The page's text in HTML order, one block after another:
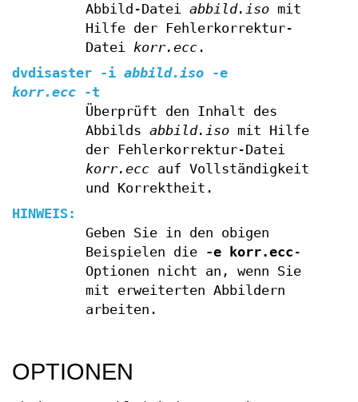
Abbild-Datei abbild.isomit
Hilfe der Fehlerkorrektur-
Datei korr.ecc.
dvdisaster
-i abbild.iso
-e
korr.ecc
-t
Überprüft den Inhalt des
Abbilds abbild.isomit Hilfe
der Fehlerkorrektur-Datei
korr.eccauf Vollständigkeit
und Korrektheit.
HINWEIS:
Geben Sie in den obigen
Beispielen die
-e korr.ecc -
Optionen nicht an, wenn Sie
mit erweiterten Abbildern
arbeiten.
OPTIONEN